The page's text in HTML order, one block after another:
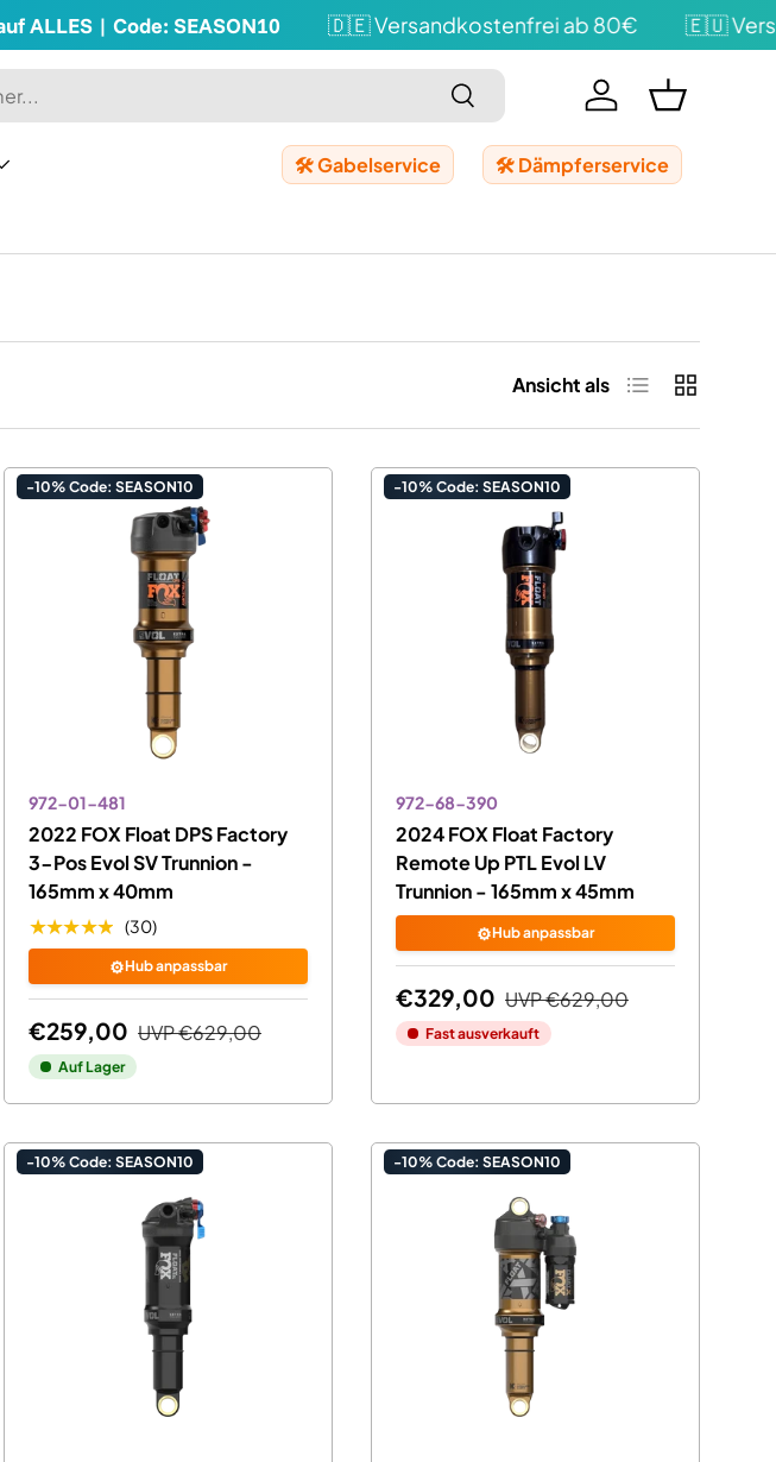
| Code: SEASON10 🇩🇪 Versandkostenfrei ab 80€ 🇪🇺
Suchen Einloggen
🛠️ Gabelservice 🛠️ Dämpferservice
Ansicht als Produktliste
-10% Code: SEASON10
972-01-481
2022 FOX Float DPS Factory
3-Pos Evol SV Trunnion -
165mm x 40mm
★★★★★ (30)
⚙️Hub anpassbar
€259,00 UVP€629,00
Auf Lager
-10% Code: SEASON10
972-68-390
2024 FOX Float Factory
Remote Up PTL Evol LV
Trunnion - 165mm x 45mm
⚙️Hub anpassbar
€329,00 UVP€629,00
Fast ausverkauft
-10% Code: SEASON10 -10% Code: SEASON10